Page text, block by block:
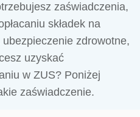
zaświadczenia,
składek na
zdrowotne,
uzyskać
w ZUS? Poniżej
zaświadczenie.